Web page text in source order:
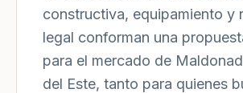
constructiva, equipamiento y
legal conforman una
para el mercado de
del Este, tanto para quienes